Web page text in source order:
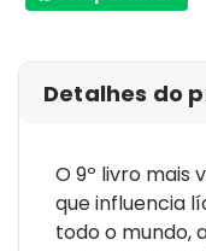
Detalhes do
O 9º livro mais
que influencia
todo o mundo,